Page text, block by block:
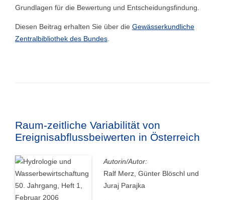
Grundlagen für die Bewertung und Entscheidungsfindung.
Diesen Beitrag erhalten Sie über die Gewässerkundliche
Zentralbibliothek des Bundes
Raum-zeitliche Variabilität von
Ereignisabflussbeiwerten in Österreich
Autorin/Autor:
Ralf Merz, Günter Blöschl und
Juraj Parajka